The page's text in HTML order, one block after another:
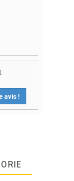
avis !